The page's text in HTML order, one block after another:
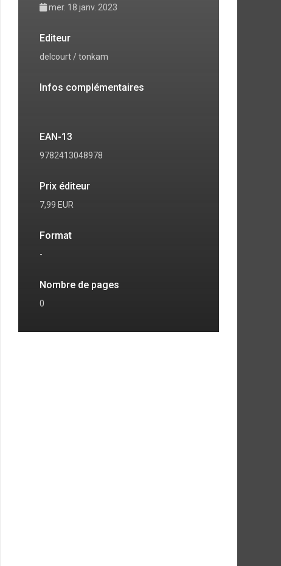
mer. 18 janv. 2023
Editeur
delcourt / tonkam
Infos complémentaires
EAN-13
9782413048978
Prix éditeur
7,99 EUR
Format
-
Nombre de pages
0